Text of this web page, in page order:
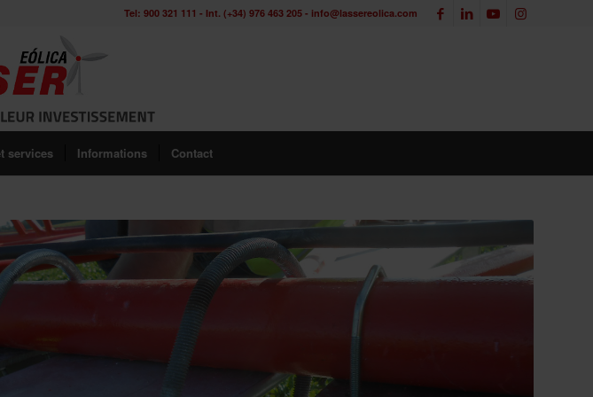
Tel: 900 321 111 - Int. (+34) 976 463 205 - info@lassereolica.com
services Informations Contact